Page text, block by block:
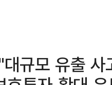
규모 유출